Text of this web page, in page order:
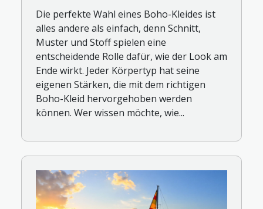
Die perfekte Wahl eines Boho-Kleides ist
alles andere als einfach, denn Schnitt,
Muster und Stoff spielen eine
entscheidende Rolle dafür, wie der Look am
Ende wirkt. Jeder Körpertyp hat seine
eigenen Stärken, die mit dem richtigen
Boho-Kleid hervorgehoben werden
können. Wer wissen möchte, wie...